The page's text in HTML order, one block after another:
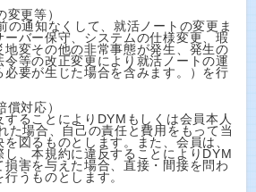
更等）
の通知なくして、就活ノートの変更ま
ーバー保守、システムの仕様変更、瑕
地変その他の非常事態が発生、発生の
等の改正変更により就活ノートの運
必要が生じた場合を含みます。）を行
対応）
ることによりDYMもしくは会員本人
た場合、自己の責任と費用をもって当
図るものとします。また、会員は、
し、本規約に違反することによりDYM
損害を与えた場合、直接・間接を問わ
うものとします。